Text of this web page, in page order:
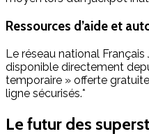
Ressources d’aide et
Le réseau national
disponible directement
temporaire » offerte
ligne sécurisés.*
Le futur des